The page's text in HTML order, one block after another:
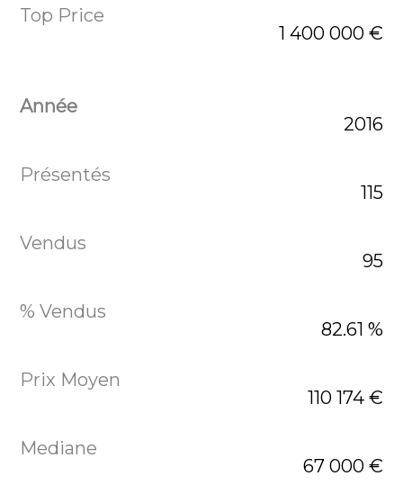
1 400 000 €
2016
115
95
82.61 %
110 174 €
67 000 €